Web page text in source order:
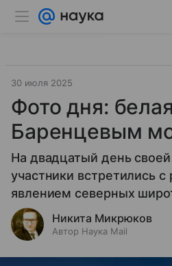
30 июля 2025
Фото дня:
Баренцевым
На двадцатый день
участники встретились
явлением северных
Никита Микрюков
Автор Наука Mail